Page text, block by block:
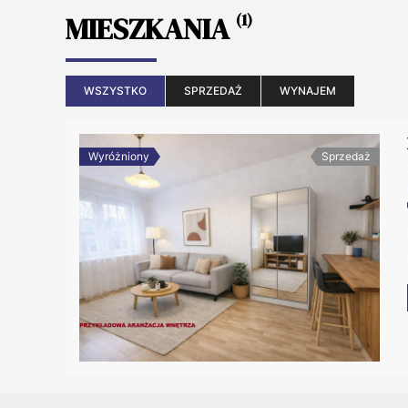
MIESZKANIA (1)
WSZYSTKO SPRZEDAŻ WYNAJEM
Wyróżniony Sprzedaż